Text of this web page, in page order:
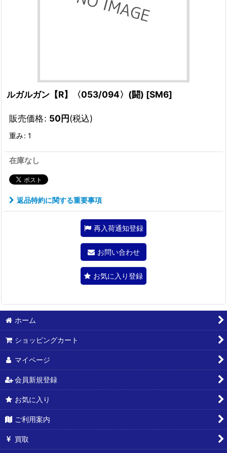
ルガルガン【R】〈053/094〉(闘) [SM6]
販売価格: 50円(税込)
重み: 1
在庫なし
返品特約に関する重要事項
再入荷通知登録
お問い合わせ
お気に入り登録
ホーム
ショッピングカート
マイページ
会員新規登録
お気に入り
ご利用案内
買取